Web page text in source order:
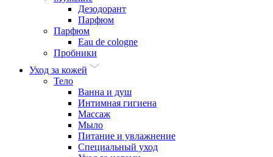
Дезодорант
Парфюм
Парфюм
Eau de cologne
Пробники
Уход за кожей
Тело
Ванна и душ
Интимная гигиена
Массаж
Мыло
Питание и увлажнение
Специальный уход